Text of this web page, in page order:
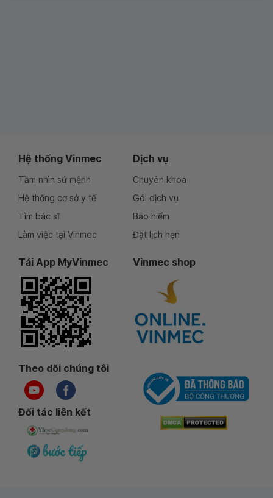
Hệ thống Vinmec
Tầm nhìn sứ mệnh
Hệ thống cơ sở y tế
Tìm bác sĩ
Làm việc tại Vinmec
Dịch vụ
Chuyên khoa
Gói dịch vụ
Bảo hiểm
Đặt lịch hẹn
Tải App MyVinmec Vinmec shop
Theo dõi chúng tôi
Đối tác liên kết